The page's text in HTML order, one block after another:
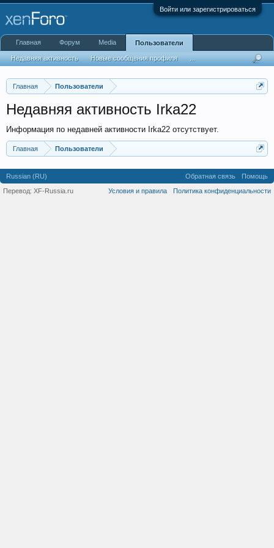
Войти или зарегистрироваться
Главная Пользователи
Недавняя активность Irka22
Информация по недавней активности Irka22 отсутствует.
Главная Пользователи
Главная Форум Media Пользователи
Недавняя активность Новые сообщения профиля
Russian (RU) Обратная связь
Помощь
Условия и правила
Политика конфиденциальности
Перевод: XF-Russia.ru